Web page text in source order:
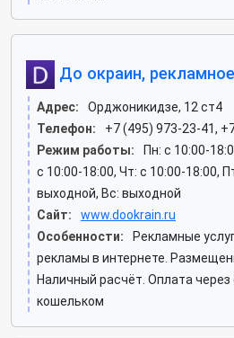
До окраин,
Адрес:
Орджоникидзе, 12 ст4
Телефон:
+7 (495) 973-23-41,
Режим работы:
Пн: c 10:00-
c 10:00-18:00, Чт: c 10:00-18:00,
выходной, Вс: выходной
Сайт:
www.dookrain.ru
Особенности:
Рекламные
рекламы в интернете.
Наличный расчёт. Оплата через
кошельком